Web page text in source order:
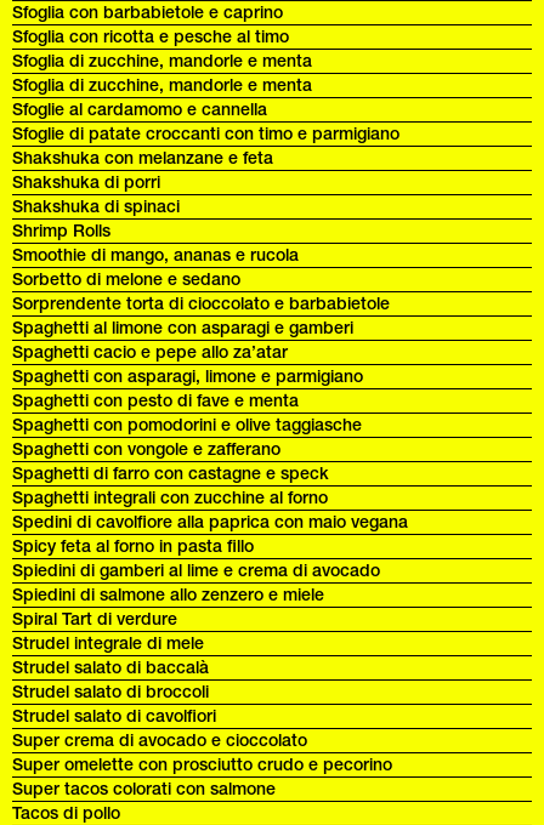
Sfoglia con barbabietole e caprino
Sfoglia con ricotta e pesche al timo
Sfoglia di zucchine, mandorle e menta
Sfoglia di zucchine, mandorle e menta
Sfoglie al cardamomo e cannella
Sfoglie di patate croccanti con timo e parmigiano
Shakshuka con melanzane e feta
Shakshuka di porri
Shakshuka di spinaci
Shrimp Rolls
Smoothie di mango, ananas e rucola
Sorbetto di melone e sedano
Sorprendente torta di cioccolato e barbabietole
Spaghetti al limone con asparagi e gamberi
Spaghetti cacio e pepe allo za’atar
Spaghetti con asparagi, limone e parmigiano
Spaghetti con pesto di fave e menta
Spaghetti con pomodorini e olive taggiasche
Spaghetti con vongole e zafferano
Spaghetti di farro con castagne e speck
Spaghetti integrali con zucchine al forno
Spedini di cavolfiore alla paprica con maio vegana
Spicy feta al forno in pasta fillo
Spiedini di gamberi al lime e crema di avocado
Spiedini di salmone allo zenzero e miele
Spiral Tart di verdure
Strudel integrale di mele
Strudel salato di baccalà
Strudel salato di broccoli
Strudel salato di cavolfiori
Super crema di avocado e cioccolato
Super omelette con prosciutto crudo e pecorino
Super tacos colorati con salmone
Tacos di pollo